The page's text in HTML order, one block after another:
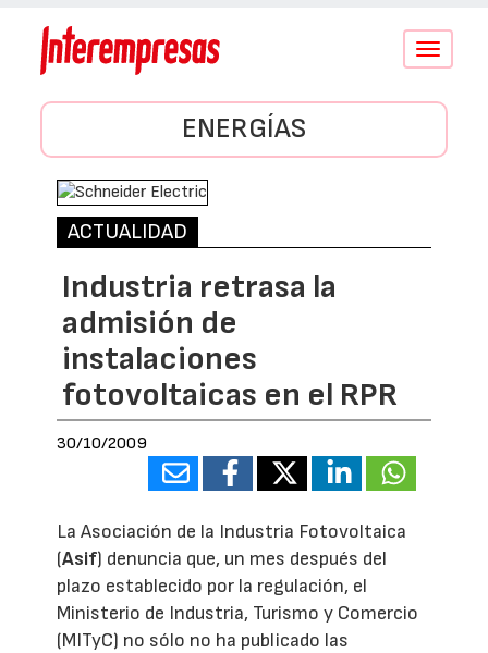
Conmutar
ENERGÍAS
ACTUALIDAD
Industria retrasa la
admisión de
instalaciones
fotovoltaicas en el RPR
30/10/2009
La Asociación de la Industria Fotovoltaica
(Asif) denuncia que, un mes después del
plazo establecido por la regulación, el
Ministerio de Industria, Turismo y Comercio
(MITyC) no sólo no ha publicado las